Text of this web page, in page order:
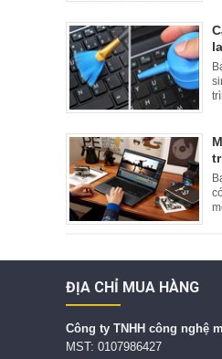
ĐỊA CHỈ MUA HÀNG
Công ty TNHH công nghệ
MST: 0107986427